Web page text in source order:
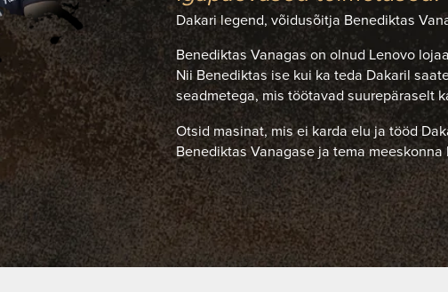
Dakari legend, võidusõitja Benediktas
Benediktas Vanagas on olnud Lenovo
Nii Benediktas ise kui ka teda Dakaril
seadmetega, mis töötavad suurepäraselt
Otsid masinat, mis ei karda elu ja tööd
Benediktas Vanagase ja tema meeskonna